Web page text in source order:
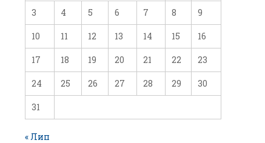
3 4 5 6 7 8 9
10 11 12 13 14 15 16
17 18 19 20 21 22 23
24 25 26 27 28 29 30
31
« Лип